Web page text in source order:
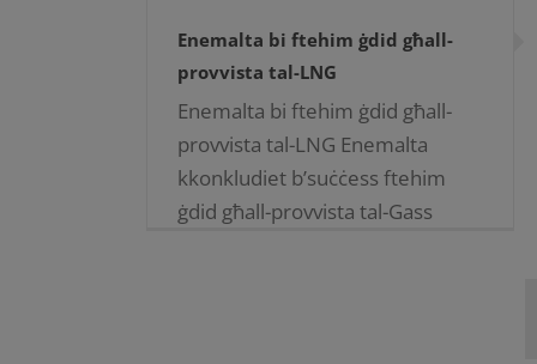
Enemalta bi ftehim ġdid għall-
provvista tal-LNG
Enemalta bi ftehim ġdid għall-
provvista tal-LNG Enemalta
kkonkludiet b’suċċess ftehim
ġdid għall-provvista tal-Gass